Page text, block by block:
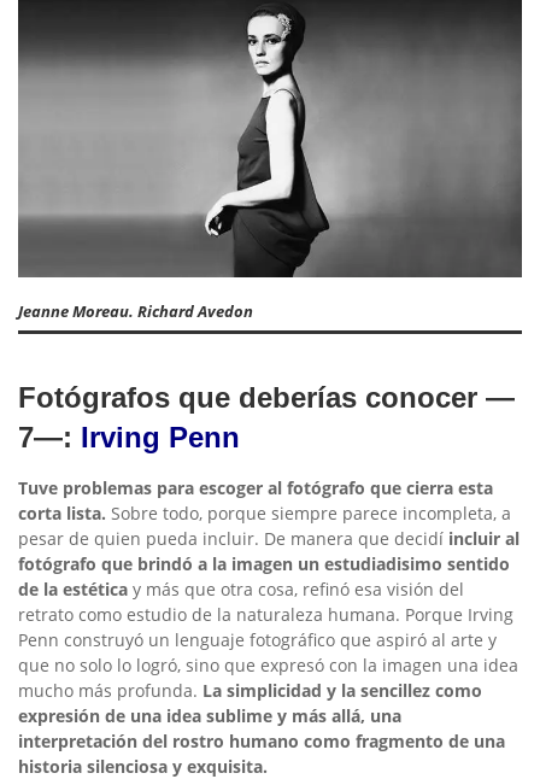
Jeanne Moreau. Richard Avedon
Fotógrafos que deberías conocer —
7—: Irving Penn
Tuve problemas para escoger al fotógrafo que cierra esta
corta lista. Sobre todo, porque siempre parece incompleta, a
pesar de quien pueda incluir. De manera que decidí incluir al
fotógrafo que brindó a la imagen un estudiadisimo sentido
de la estética y más que otra cosa, refinó esa visión del
retrato como estudio de la naturaleza humana. Porque Irving
Penn construyó un lenguaje fotográfico que aspiró al arte y
que no solo lo logró, sino que expresó con la imagen una idea
mucho más profunda. La simplicidad y la sencillez como
expresión de una idea sublime y más allá, una
interpretación del rostro humano como fragmento de una
historia silenciosa y exquisita.